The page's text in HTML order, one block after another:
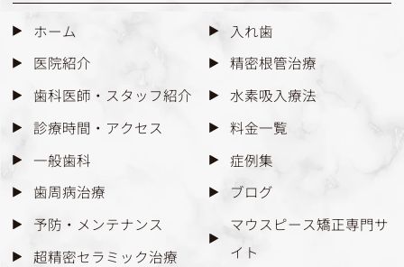
ホーム
医院紹介
歯科医師・スタッフ紹介
診療時間・アクセス
一般歯科
歯周病治療
予防・メンテナンス
超精密セラミック治療
入れ歯
精密根管治療
水素吸入療法
料金一覧
症例集
ブログ
マウスピース矯正専門サ
イト